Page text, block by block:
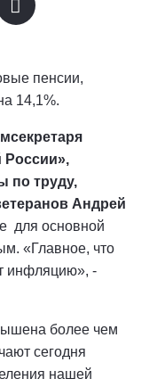
пенсии,
14,1%.
России»,
по труду,
Андрей
для основной
«Главное, что
инфляцию», -
более чем
сегодня
нашей